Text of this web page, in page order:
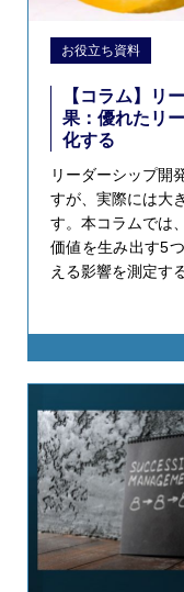
お役立ち資料
【コラム】リ
果：優れたリ
化する
リーダーシップ開
すが、実際には大
す。本コラムでは
価値を生み出す5
える影響を測定す